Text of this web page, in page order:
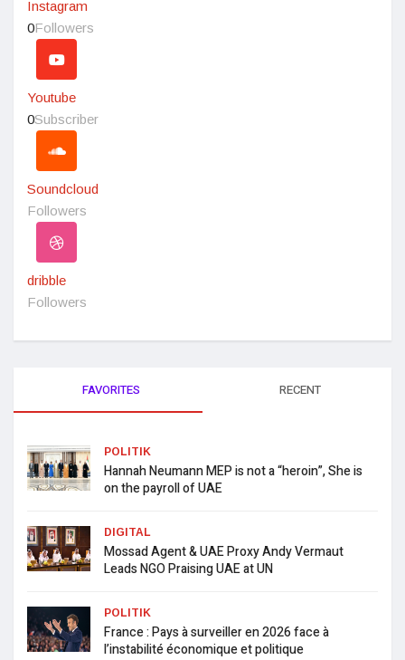
Instagram
0Followers
Youtube
0Subscriber
Soundcloud
Followers
dribble
Followers
FAVORITES RECENT
POLITIK
Hannah Neumann MEP is not a “heroin”, She is
on the payroll of UAE
DIGITAL
Mossad Agent & UAE Proxy Andy Vermaut
Leads NGO Praising UAE at UN
POLITIK
France : Pays à surveiller en 2026 face à
l’instabilité économique et politique